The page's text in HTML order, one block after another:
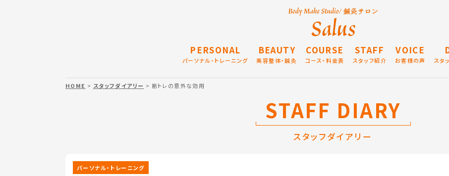
PERSONAL
パーソナル・トレーニング
BEAUTY
美容整体・鍼灸
COURSE
コース・料金表
STAFF
スタッフ紹介
VOICE
お客様の声 スタ
HOME > スタッフダイアリー > 筋トレの意外な効用
STAFF DIARY
スタッフダイアリー
パーソナル・トレーニング